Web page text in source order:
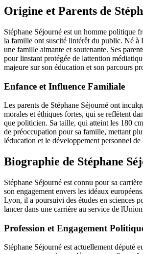
Origine et Parents de
Stéphane Séjourné est un homme politique
la famille ont suscité lintérêt du public. Né à
une famille aimante et soutenante. Ses
pour linstant protégée de lattention
majeure sur son éducation et son parcours
Enfance et Influence Familiale
Les parents de Stéphane Séjourné ont
morales et éthiques fortes, qui se reflètent
que politicien. Sa taille, qui atteint les 180
de préoccupation pour sa famille, mettant
léducation et le développement personnel de
Biographie de Stéphane
Stéphane Séjourné est connu pour sa
son engagement envers les idéaux
Lyon, il a poursuivi des études en sciences
lancer dans une carrière au service de
Profession et Engagement
Stéphane Séjourné est actuellement député